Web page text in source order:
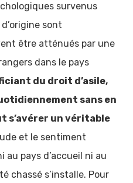
survenus
sont
être atténués par une
dans le pays
du droit d’asile,
sans en
s’avérer un véritable
et le sentiment
au pays d’accueil ni au
chassé s’installe. Pour